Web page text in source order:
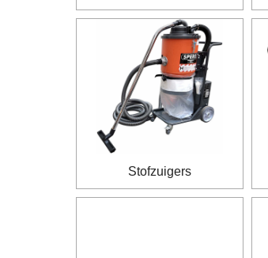
Stofzuigers